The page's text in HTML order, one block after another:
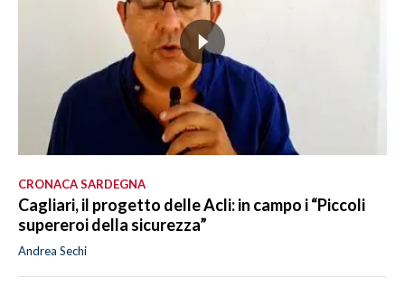
CRONACA SARDEGNA
Cagliari, il progetto delle Acli: in campo i “Piccoli
supereroi della sicurezza”
Andrea Sechi